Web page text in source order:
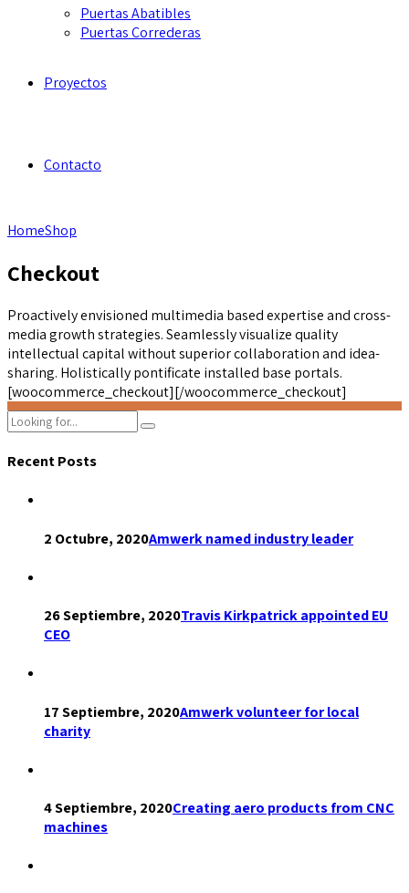
Puertas Abatibles
Puertas Correderas
Proyectos
Contacto
HomeShop
Checkout
Proactively envisioned multimedia based expertise and cross-
media growth strategies. Seamlessly visualize quality
intellectual capital without superior collaboration and idea-
sharing. Holistically pontificate installed base portals.
[woocommerce_checkout][/woocommerce_checkout]
Recent Posts
2 Octubre, 2020Amwerk named industry leader
26 Septiembre, 2020Travis Kirkpatrick appointed EU
CEO
17 Septiembre, 2020Amwerk volunteer for local
charity
4 Septiembre, 2020Creating aero products from CNC
machines